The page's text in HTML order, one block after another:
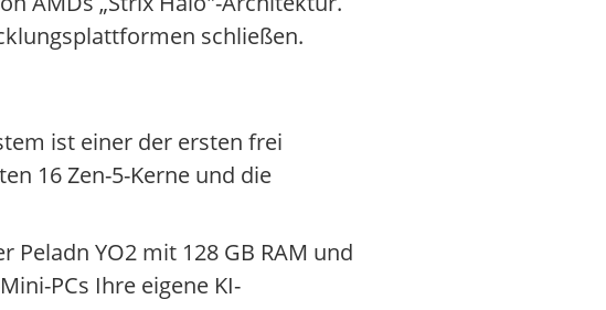
schließen.
ist einer der ersten frei
16 Zen-5-Kerne und die
Peladn YO2 mit 128 GB RAM und
PCs Ihre eigene KI-